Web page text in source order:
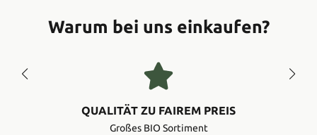
Warum bei uns einkaufen?
QUALITÄT ZU FAIREM PREIS
Großes BIO Sortiment